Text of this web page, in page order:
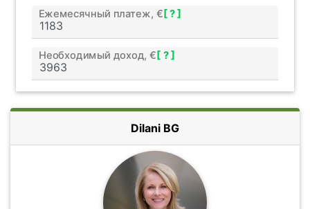
Ежемесячный платеж, € [ ? ]
Необходимый доход, € [ ? ]
Dilani BG